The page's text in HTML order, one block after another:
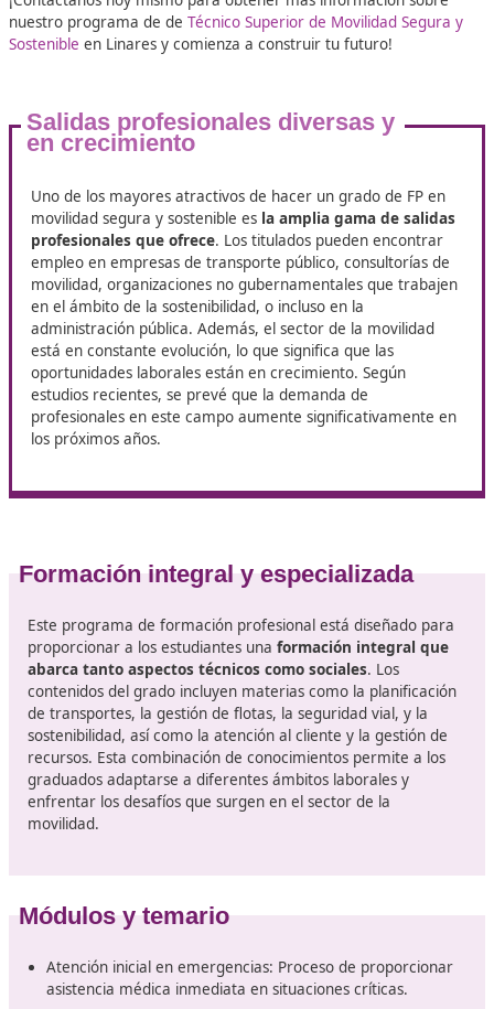
FP Movilidad Segura y
En DAC, estamos comprometidos con tu éxito. Te
el primer paso hacia una carrera en la que contribuirás a
mundo más seguro y sostenible. Juntos, haremos de la
una experiencia más eficiente y responsable.
¡Contáctanos hoy mismo para obtener más información
nuestro programa dedeTécnico Superior de Movilidad
Sostenibleen Linaresy comienza a construir tu futuro!
en crecimiento
Uno de los mayores atractivos de hacer un grado de
movilidad segura y sostenible es
profesionales que ofrece. Los titulados pueden
empleo en empresas de transporte público,
movilidad, organizaciones no gubernamentales que
en el ámbito de la sostenibilidad, o incluso en la
administración pública. Además, el sector de la
está en constante evolución, lo que significa que las
oportunidades laborales están en crecimiento. Según
estudios recientes, se prevé que la demanda de
profesionales en este campo aumente